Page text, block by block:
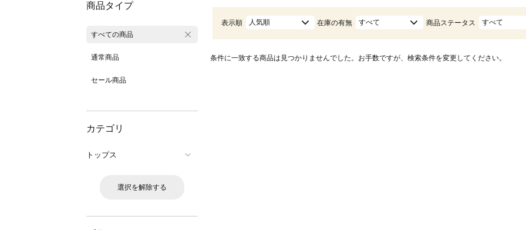
商品タイプ
すべての商品
通常商品
セール商品
カテゴリ
トップス
選択を解除する
表示順 人気順 在庫の有無 すべて 商品ステータス すべて
条件に一致する商品は見つかりませんでした。お手数ですが、検索条件を変更してください。